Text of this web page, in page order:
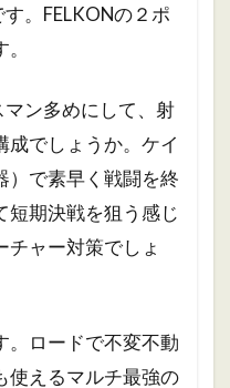
。FELKONの２ポ
マン多めにして、射
成でしょうか。ケイ
）で素早く戦闘を終
短期決戦を狙う感じ
チャー対策でしょ
。ロードで不変不動
使えるマルチ最強の